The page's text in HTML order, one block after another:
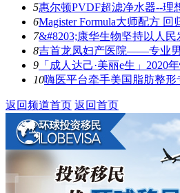
5惠尔顿PVDF超滤净水器--理
6Magister Formula大师配方 回
7&#8203;康华生物坚持以人
8吉首龙凤妇产医院——专业
9 「成人达己·美丽e生」2020
10嗨医平台牵手美国脂肪整形
返回频道首页 返回首页